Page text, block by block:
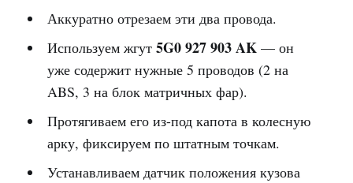
Аккуратно отрезаем эти два провода.
Используем жгут 5G0 927 903 AK— он
уже содержит нужные 5 проводов (2 на
ABS, 3 на блок матричных фар).
Протягиваем его из-под капота в колесную
арку, фиксируем по штатным точкам.
Устанавливаем датчик положения кузова